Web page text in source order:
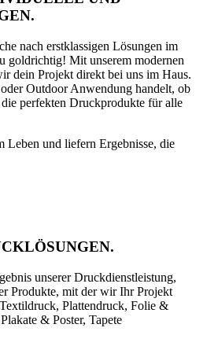
nach erstklassigen Lösungen im
goldrichtig! Mit unserem modernen
dein Projekt direkt bei uns im Haus.
Outdoor Anwendung handelt, ob
perfekten Druckprodukte für alle
Leben und liefern Ergebnisse, die
unserer Druckdienstleistung,
Produkte, mit der wir Ihr Projekt
Plattendruck, Folie &
& Poster, Tapete